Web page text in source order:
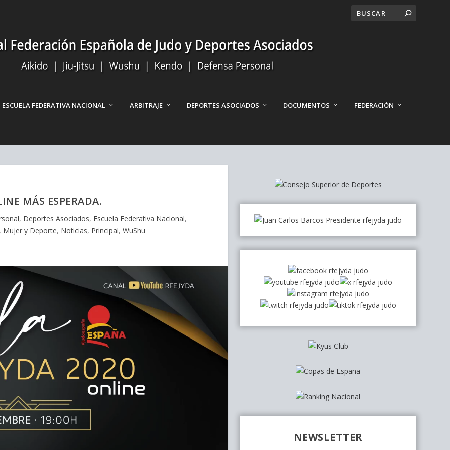
ESCUELA FEDERATIVA NACIONAL ARBITRAJE DEPORTES ASOCIADOS DOCUMENTOS FEDERACIÓN
MÁS ESPERADA.
, Deportes Asociados, Escuela Federativa Nacional,
, Mujer y Deporte, Noticias, Principal,WuShu
NEWSLETTER